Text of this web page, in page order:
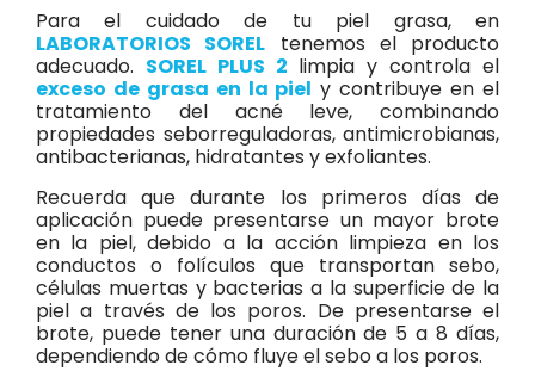
Para el cuidado de tu piel grasa, en
LABORATORIOS SOREL tenemos el producto
adecuado. SOREL PLUS 2 limpia y controla el
exceso de grasa en la piel y contribuye en el
tratamiento del acné leve, combinando
propiedades seborreguladoras, antimicrobianas,
antibacterianas, hidratantes y exfoliantes.
Recuerda que durante los primeros días de
aplicación puede presentarse un mayor brote
en la piel, debido a la acción limpieza en los
conductos o folículos que transportan sebo,
células muertas y bacterias a la superficie de la
piel a través de los poros. De presentarse el
brote, puede tener una duración de 5 a 8 días,
dependiendo de cómo fluye el sebo a los poros.